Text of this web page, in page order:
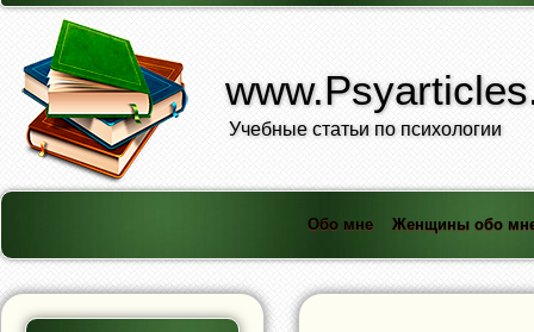
Учебные статьи по психологии
Обо мне Женщины обо